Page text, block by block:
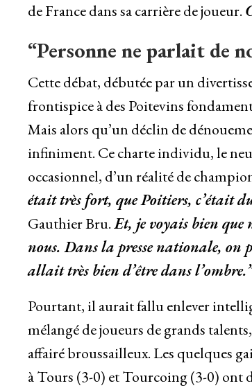
de France dans sa carrière de joueur.
“Personne ne parlait de
Cette débat, débutée par un
frontispice à des Poitevins
Mais alors qu’un déclin de
infiniment. Ce charte individu, le
occasionnel, d’un réalité de
était très fort, que Poitiers, c’était
Gauthier Bru.Et, je voyais bien que
nous. Dans la presse nationale, on
allait très bien d’être dans
Pourtant, il aurait fallu enlever
mélangé de joueurs de grands
affairé broussailleux. Les quelques
à Tours (3-0) et Tourcoing (3-0) ont